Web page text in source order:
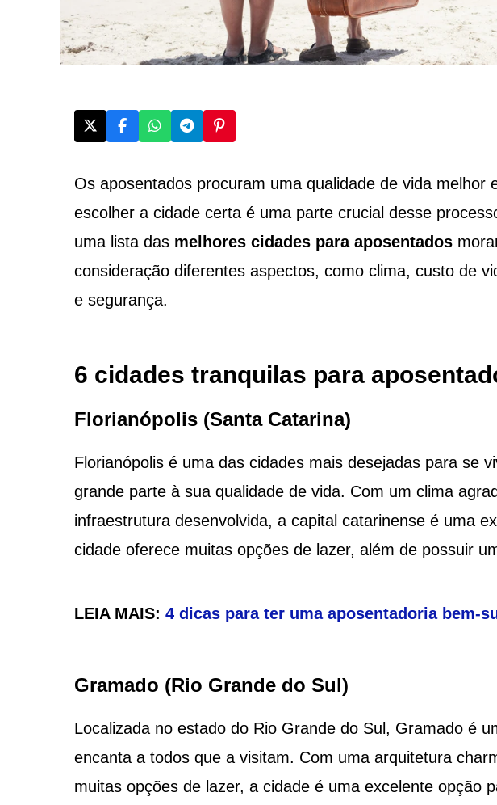
Os aposentados procuram uma qualidade de vida melhor
escolher a cidade certa é uma parte crucial desse
uma lista das melhores cidades para aposentados
consideração diferentes aspectos, como clima, custo de
e segurança.
6 cidades tranquilas para
Florianópolis (Santa Catarina)
Florianópolis é uma das cidades mais desejadas para se
grande parte à sua qualidade de vida. Com um clima
infraestrutura desenvolvida, a capital catarinense é uma
cidade oferece muitas opções de lazer, além de possuir
LEIA MAIS: 4 dicas para ter uma aposentadoria bem-
Gramado (Rio Grande do Sul)
Localizada no estado do Rio Grande do Sul, Gramado é
encanta a todos que a visitam. Com uma arquitetura
muitas opções de lazer, a cidade é uma excelente opção